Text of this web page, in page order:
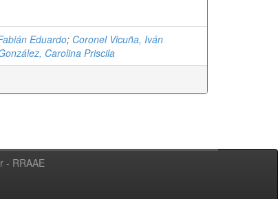
Eduardo; Coronel Vicuña, Iván
Carolina Priscila
- RRAAE